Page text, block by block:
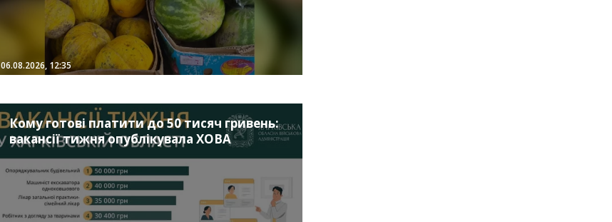
06.08.2026, 12:35
Кому готові платити до 50 тисяч гривень:
вакансії тижня опублікувала ХОВА